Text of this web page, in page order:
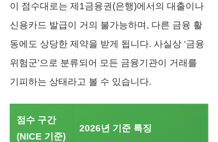
이 점수대로는 제1금융권(은행)에서의 대출이나
신용카드 발급이 거의 불가능하며, 다른 금융 활
동에도 상당한 제약을 받게 됩니다. 사실상 ‘금융
위험군’으로 분류되어 모든 금융기관이 거래를
기피하는 상태라고 볼 수 있습니다.
점수 구간
(NICE 기준)
2026년 기준 특징